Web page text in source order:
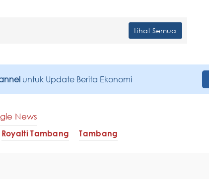
Lihat Semua
untuk Update Berita Ekonomi
News
Royalti Tambang Tambang